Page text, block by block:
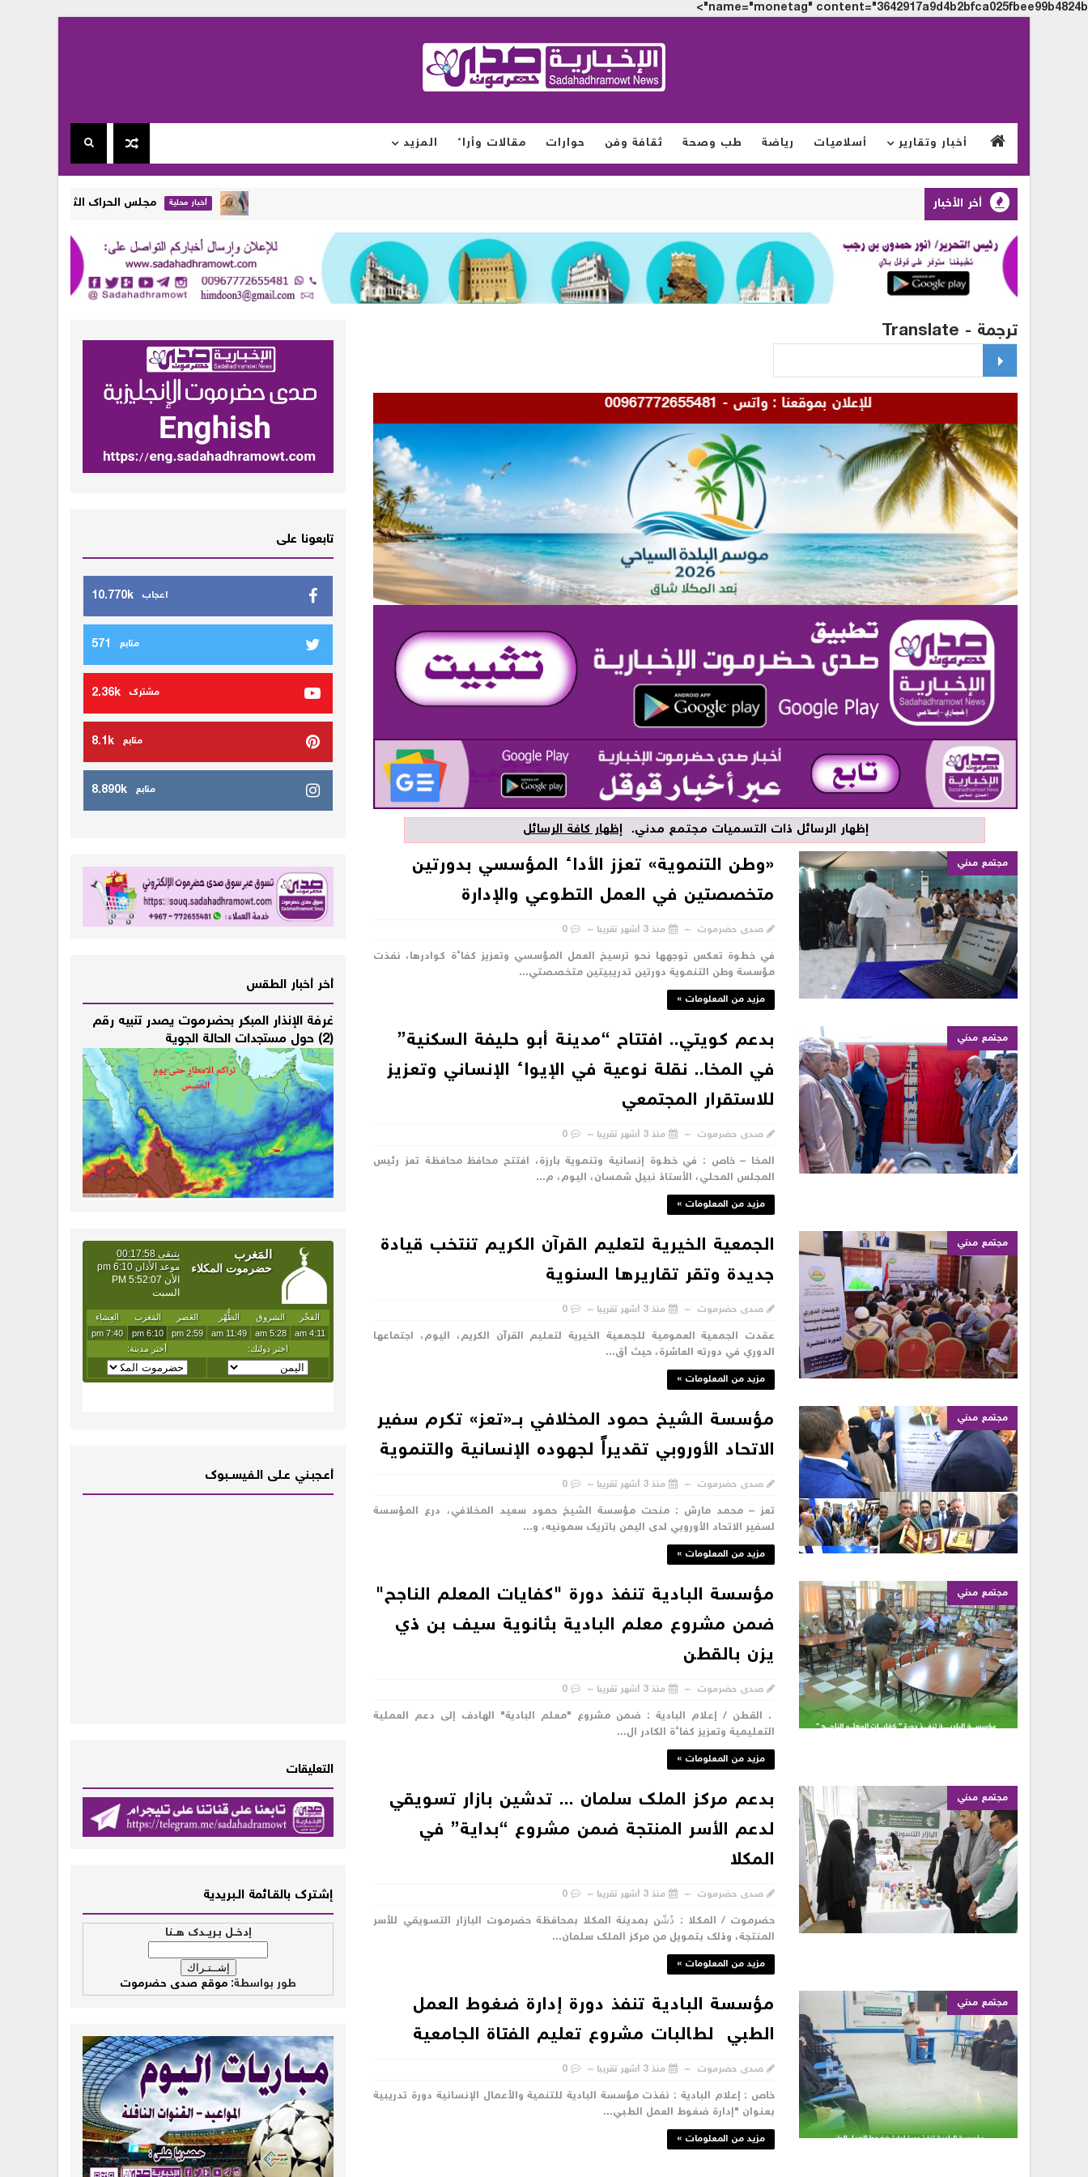
name="monetag" content="3642917a9d4b2bfca025fbee99b4824b">
أخبار وتقارير أسلاميات رياضة طب وصحة ثقافة وفن حوارات مقالات وأراء المزيد
أخر الأخبار أخبار محلية مجلس الحراك الثوري في المهرة يجدد
ترجمة - Translate
للإعلان بموقعنا : واتس - 00967772655481
‏إظهار الرسائل ذات التسميات مجتمع مدني. إظهار كافة الرسائل
مجتمع مدني
«وطن التنموية» تعزز الأداء المؤسسي بدورتين
متخصصتين في العمل التطوعي والإدارة
صدى حضرموت منذ 3 أشهر تقريبا 0
في خطوة تعكس توجهها نحو ترسيخ العمل المؤسسي وتعزيز كفاءة كوادرها، نفذت
مؤسسة وطن التنموية دورتين تدريبيتين متخصصتي...
مزيد من المعلومات »
مجتمع مدني
بدعم كويتي.. افتتاح “مدينة أبو حليفة السكنية”
في المخا.. نقلة نوعية في الإيواء الإنساني وتعزيز
للاستقرار المجتمعي
صدى حضرموت منذ 3 أشهر تقريبا 0
المخا – خاص : في خطوة إنسانية وتنموية بارزة، افتتح محافظ محافظة تعز رئيس
المجلس المحلي، الأستاذ نبيل شمسان، اليوم، م...
مزيد من المعلومات »
مجتمع مدني
الجمعية الخيرية لتعليم القرآن الكريم تنتخب قيادة
جديدة وتقر تقاريرها السنوية
صدى حضرموت منذ 3 أشهر تقريبا 0
عقدت الجمعية العمومية للجمعية الخيرية لتعليم القرآن الكريم، اليوم، اجتماعها
الدوري في دورته العاشرة، حيث أق...
مزيد من المعلومات »
مجتمع مدني
مؤسسة الشيخ حمود المخلافي بــ«تعز» تكرم سفير
الاتحاد الأوروبي تقديراً لجهوده الإنسانية والتنموية
صدى حضرموت منذ 3 أشهر تقريبا 0
تعز – محمد مارش : منحت مؤسسة الشيخ حمود سعيد المخلافي، درع المؤسسة
لسفير الاتحاد الأوروبي لدى اليمن باتريك سمونيه، و...
مزيد من المعلومات »
مجتمع مدني
مؤسسة البادية تنفذ دورة "كفايات المعلم الناجح"
ضمن مشروع معلم البادية بثانوية سيف بن ذي
يزن بالقطن
صدى حضرموت منذ 3 أشهر تقريبا 0
. القطن / إعلام البادية : ضمن مشروع "معلم البادية" الهادف إلى دعم العملية
التعليمية وتعزيز كفاءة الكادر ال...
مزيد من المعلومات »
مجتمع مدني
بدعم مركز الملك سلمان ... تدشين بازار تسويقي
لدعم الأسر المنتجة ضمن مشروع “بداية” في
المكلا
صدى حضرموت منذ 3 أشهر تقريبا 0
حضرموت / المكلا : دُشّن بمدينة المكلا بمحافظة حضرموت البازار التسويقي للأسر
المنتجة، وذلك بتمويل من مركز الملك سلمان...
مزيد من المعلومات »
مجتمع مدني
مؤسسة البادية تنفذ دورة إدارة ضغوط العمل
الطبي لطالبات مشروع تعليم الفتاة الجامعية
صدى حضرموت منذ 3 أشهر تقريبا 0
خاص : إعلام البادية : نفذت مؤسسة البادية للتنمية والأعمال الإنسانية دورة تدريبية
بعنوان "إدارة ضغوط العمل الطبي...
مزيد من المعلومات »
تابعونا على
10.770k اعجاب
571 متابع
2.36k مشترك
8.1k متابع
8.890k متابع
أخر أخبار الطقس
غرفة الإنذار المبكر بحضرموت يصدر تنبيه رقم
(2) حول مستجدات الحالة الجوية
أعـــجبــني عـــلى الــفــيســــبوك
التعليقات
إشــترك بالقـــائمة الــبريدية
إدخــل بـريــدك هــنا
طور بواسطة: موقع صدى حضرموت